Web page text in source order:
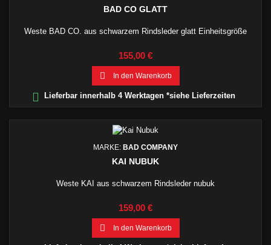
BAD CO GLATT
Weste BAD CO. aus schwarzem Rindsleder glatt Einheitsgröße
Preis
155,00 €
 In den Warenkorb
 Lieferbar innerhalb 4 Werktagen *siehe Lieferzeiten
MARKE: BAD COMPANY
KAI NUBUK
Weste KAI aus schwarzem Rindsleder nubuk
Preis
159,00 €
 In den Warenkorb